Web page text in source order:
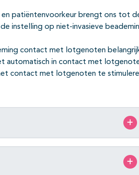
patiëntenvoorkeur brengt ons tot
instelling op niet-invasieve
contact met lotgenoten
automatisch in contact met
contact met lotgenoten te